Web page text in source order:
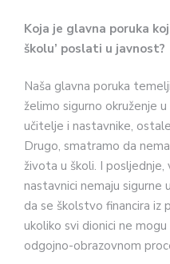
Koja je glavna poruka
školu’ poslati u javnost?
Naša glavna poruka
želimo sigurno okruženje
učitelje i nastavnike,
Drugo, smatramo da
života u školi. I posljednje,
nastavnici nemaju sigurne
da se školstvo financira iz
ukoliko svi dionici ne
odgojno-obrazovnom